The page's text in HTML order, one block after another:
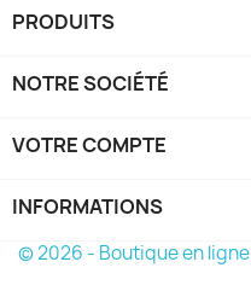
PRODUITS
NOTRE SOCIÉTÉ
VOTRE COMPTE
INFORMATIONS
© 2026 - Boutique en